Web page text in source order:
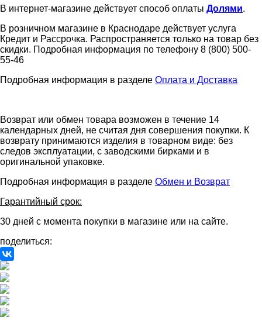
В интернет-магазине действует способ оплаты Долями.
В розничном магазине в Краснодаре действует услуга
Кредит и Рассрочка. Распространяется только на товар без
скидки. Подробная информация по телефону 8 (800) 500-
55-46
Подробная информация в разделе Оплата и Доставка
Возврат или обмен товара возможен в течение 14
календарных дней, не считая дня совершения покупки. К
возврату принимаются изделия в товарном виде: без
следов эксплуатации, с заводскими бирками и в
оригинальной упаковке.
Подробная информация в разделе Обмен и Возврат
Гарантийный срок:
30 дней с момента покупки в магазине или на сайте.
поделиться: